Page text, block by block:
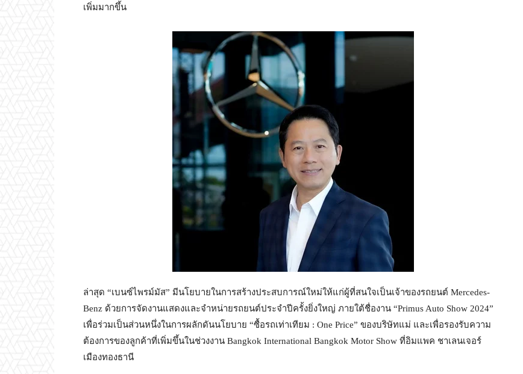
เพิ่มมากขึ้น
ล่าสุด “เบนซ์ไพรม์มัส” มีนโยบายในการสร้างประสบการณ์ใหม่ให้แก่ผู้ที่สนใจเป็นเจ้าของรถยนต์ Mercedes-
Benz ด้วยการจัดงานแสดงและจำหน่ายรถยนต์ประจำปีครั้งยิ่งใหญ่ ภายใต้ชื่องาน “Primus Auto Show 2024”
เพื่อร่วมเป็นส่วนหนึ่งในการผลักดันนโยบาย “ซื้อรถเท่าเทียม : One Price” ของบริษัทแม่ และเพื่อรองรับความ
ต้องการของลูกค้าที่เพิ่มขึ้นในช่วงงาน Bangkok International Bangkok Motor Show ที่อิมแพค ชาเลนเจอร์
เมืองทองธานี